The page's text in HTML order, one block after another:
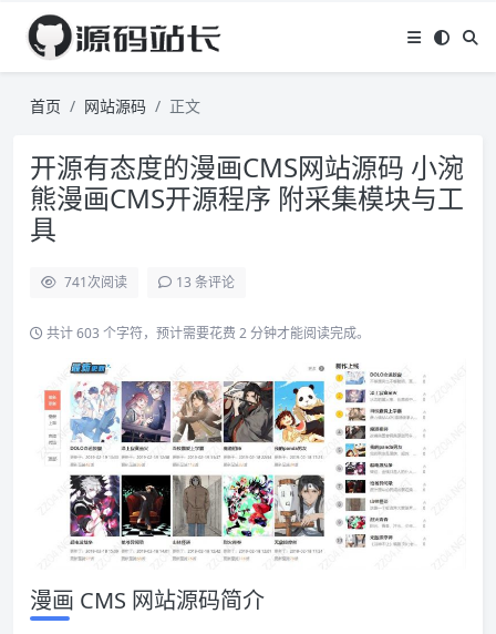
首页 网站源码 正文
开源有态度的漫画CMS网站源码 小涴
熊漫画CMS开源程序 附采集模块与工
具
741次阅读 13 条评论
共计 603 个字符，预计需要花费 2 分钟才能阅读完成。
漫画 CMS 网站源码简介